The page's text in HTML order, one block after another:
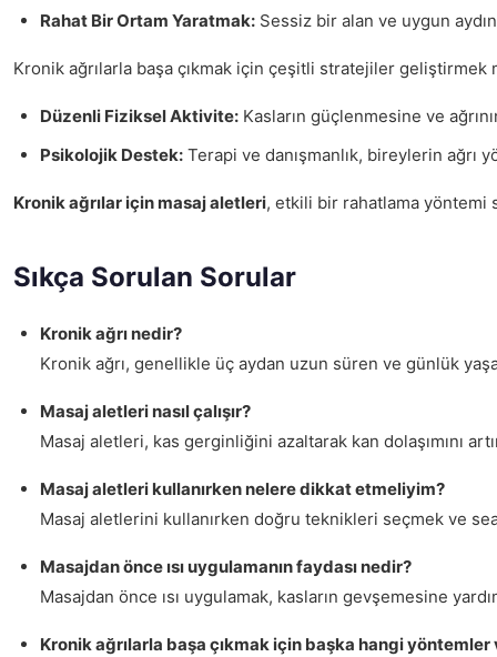
Rahat Bir Ortam Yaratmak: Sessiz bir alan ve uygun
Kronik ağrılarla başa çıkmak için çeşitli stratejiler geliştirmek
Düzenli Fiziksel Aktivite: Kasların güçlenmesine ve
Psikolojik Destek: Terapi ve danışmanlık, bireylerin ağrı
Kronik ağrılar için masaj aletleri, etkili bir rahatlama yöntemi
Sıkça Sorulan Sorular
Kronik ağrı nedir?
Kronik ağrı, genellikle üç aydan uzun süren ve günlük
Masaj aletleri nasıl çalışır?
Masaj aletleri, kas gerginliğini azaltarak kan dolaşımını
Masaj aletleri kullanırken nelere dikkat etmeliyim?
Masaj aletlerini kullanırken doğru teknikleri seçmek ve
Masajdan önce ısı uygulamanın faydası nedir?
Masajdan önce ısı uygulamak, kasların gevşemesine
Kronik ağrılarla başa çıkmak için başka hangi yöntemler